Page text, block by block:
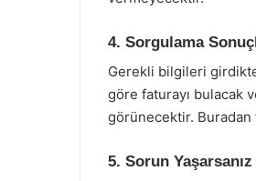
4. Sorgulama
Gerekli bilgileri
göre faturayı bulacak
görünecektir. Buradan
5. Sorun